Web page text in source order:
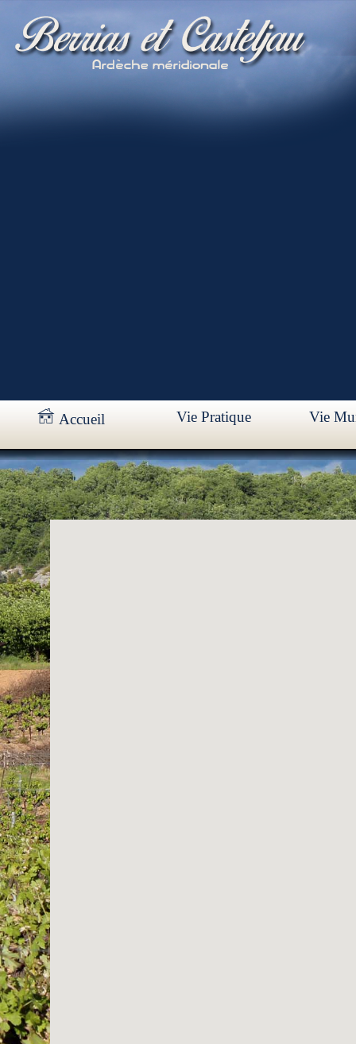
Accueil Vie Pratique Vie